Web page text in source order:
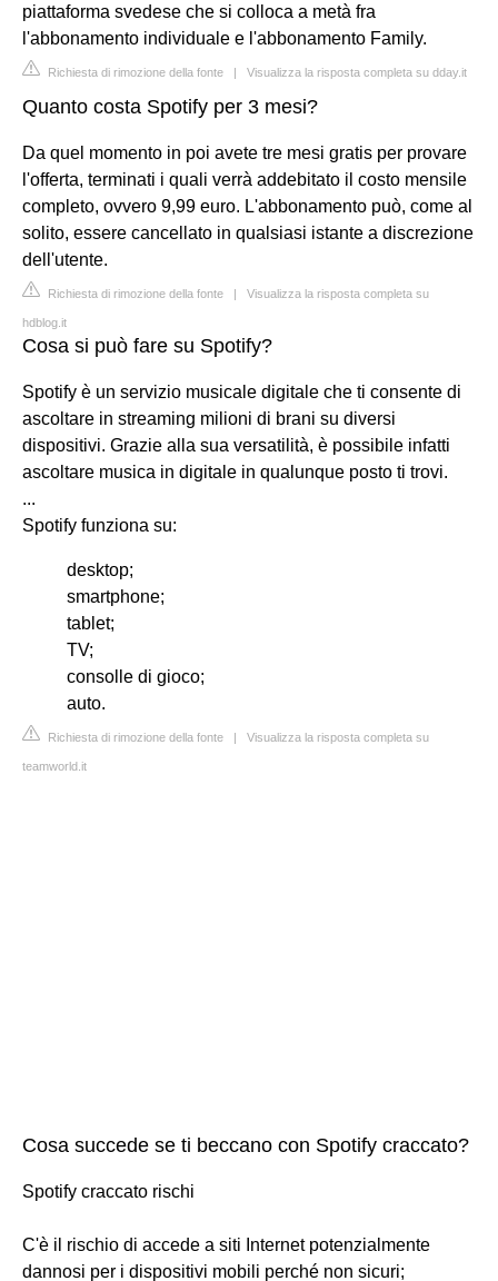
piattaforma svedese che si colloca a metà fra
l'abbonamento individuale e l'abbonamento Family.
Richiesta di rimozione della fonte | Visualizza la risposta completa su dday.it
Quanto costa Spotify per 3 mesi?
Da quel momento in poi avete tre mesi gratis per provare
l'offerta, terminati i quali verrà addebitato il costo mensile
completo, ovvero 9,99 euro. L'abbonamento può, come al
solito, essere cancellato in qualsiasi istante a discrezione
dell'utente.
Richiesta di rimozione della fonte | Visualizza la risposta completa su
hdblog.it
Cosa si può fare su Spotify?
Spotify è un servizio musicale digitale che ti consente di
ascoltare in streaming milioni di brani su diversi
dispositivi. Grazie alla sua versatilità, è possibile infatti
ascoltare musica in digitale in qualunque posto ti trovi.
...
Spotify funziona su:
desktop;
smartphone;
tablet;
TV;
consolle di gioco;
auto.
Richiesta di rimozione della fonte | Visualizza la risposta completa su
teamworld.it
Cosa succede se ti beccano con Spotify craccato?
Spotify craccato rischi
C'è il rischio di accede a siti Internet potenzialmente
dannosi per i dispositivi mobili perché non sicuri;